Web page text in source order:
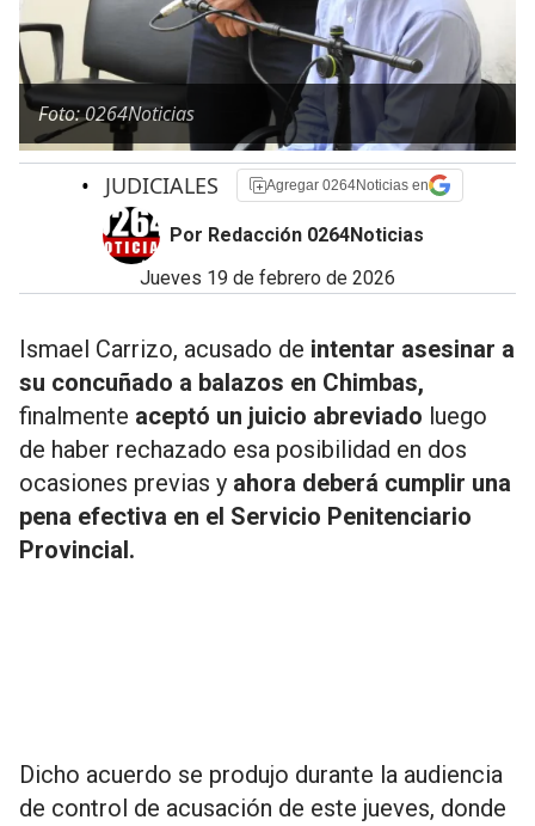
Foto: 0264Noticias
• JUDICIALES Agregar 0264Noticias en
Por Redacción 0264Noticias
jueves 19 de febrero de 2026
Ismael Carrizo, acusado de intentar asesinar a
su concuñado a balazos en Chimbas,
finalmente aceptó un juicio abreviado luego
de haber rechazado esa posibilidad en dos
ocasiones previas y ahora deberá cumplir una
pena efectiva en el Servicio Penitenciario
Provincial.
Dicho acuerdo se produjo durante la audiencia
de control de acusación de este jueves, donde